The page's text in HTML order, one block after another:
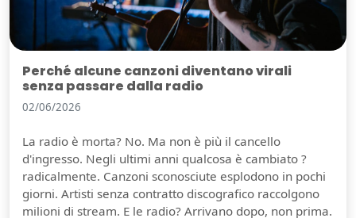
Perché alcune canzoni diventano virali
senza passare dalla radio
02/06/2026
La radio è morta? No. Ma non è più il cancello
d'ingresso. Negli ultimi anni qualcosa è cambiato ?
radicalmente. Canzoni sconosciute esplodono in pochi
giorni. Artisti senza contratto discografico raccolgono
milioni di stream. E le radio? Arrivano dopo, non prima.